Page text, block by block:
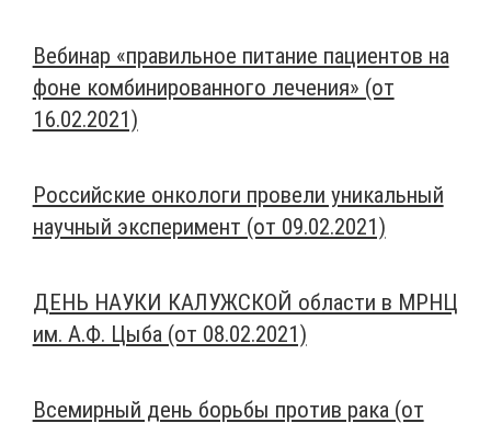
Вебинар «правильное питание пациентов на
фоне комбинированного лечения» (от
16.02.2021)
Российские онкологи провели уникальный
научный эксперимент (от 09.02.2021)
ДЕНЬ НАУКИ КАЛУЖСКОЙ области в МРНЦ
им. А.Ф. Цыба (от 08.02.2021)
Всемирный день борьбы против рака (от